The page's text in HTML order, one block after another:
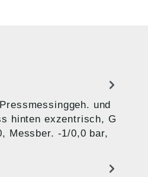
und
hinten exzentrisch, G
Messber. -1/0,0 bar,